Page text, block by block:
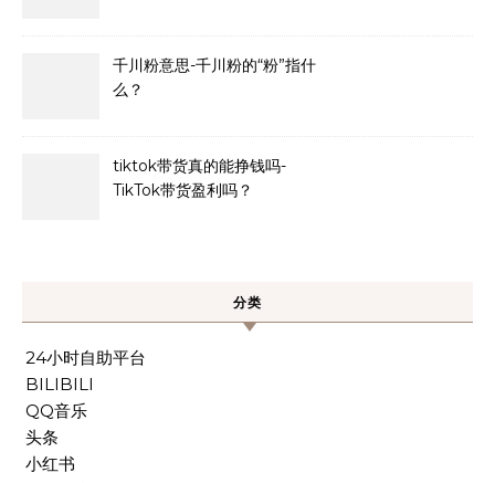
千川粉意思-千川粉的“粉”指什
么？
tiktok带货真的能挣钱吗-
TikTok带货盈利吗？
分类
24小时自助平台
BILIBILI
QQ音乐
头条
小红书